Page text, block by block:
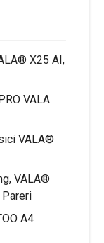
X25 AI,
VALA
VALA®
VALA®
A4